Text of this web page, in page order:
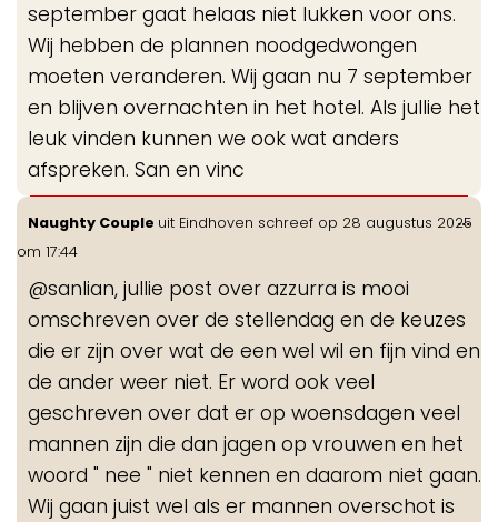
september gaat helaas niet lukken voor ons.
Wij hebben de plannen noodgedwongen
moeten veranderen. Wij gaan nu 7 september
en blijven overnachten in het hotel. Als jullie het
leuk vinden kunnen we ook wat anders
afspreken. San en vinc
Naughty Couple uit Eindhoven schreef op 28 augustus 2025
om 17:44
@sanlian, jullie post over azzurra is mooi
omschreven over de stellendag en de keuzes
die er zijn over wat de een wel wil en fijn vind en
de ander weer niet. Er word ook veel
geschreven over dat er op woensdagen veel
mannen zijn die dan jagen op vrouwen en het
woord " nee " niet kennen en daarom niet gaan.
Wij gaan juist wel als er mannen overschot is
...